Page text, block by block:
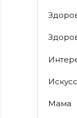
Мама